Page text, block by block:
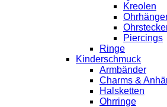
Kreolen
Piercings
Ringe
Kinderschmuck
Armbänder
Charms &
Halsketten
Ohrringe